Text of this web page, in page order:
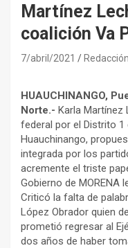
Martínez
coalición Va
7/abril/2021 Redacción
HUAUCHINANGO,
Norte.- Karla Martínez
federal por el Distrito 1
Huauchinango,
integrada por los
acremente el triste
Gobierno de MORENA
Criticó la falta de
López Obrador quien
prometió regresar al
dos años de haber